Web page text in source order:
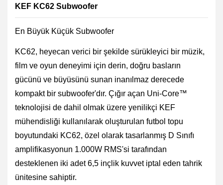
KEF KC62 Subwoofer
En Büyük Küçük Subwoofer
KC62, heyecan verici bir şekilde sürükleyici bir müzik,
film ve oyun deneyimi için derin, doğru basların
gücünü ve büyüsünü sunan inanılmaz derecede
kompakt bir subwoofer'dır. Çığır açan Uni-Core™
teknolojisi de dahil olmak üzere yenilikçi KEF
mühendisliği kullanılarak oluşturulan futbol topu
boyutundaki KC62, özel olarak tasarlanmış D Sınıfı
amplifikasyonun 1.000W RMS'si tarafından
desteklenen iki adet 6,5 inçlik kuvvet iptal eden tahrik
ünitesine sahiptir.